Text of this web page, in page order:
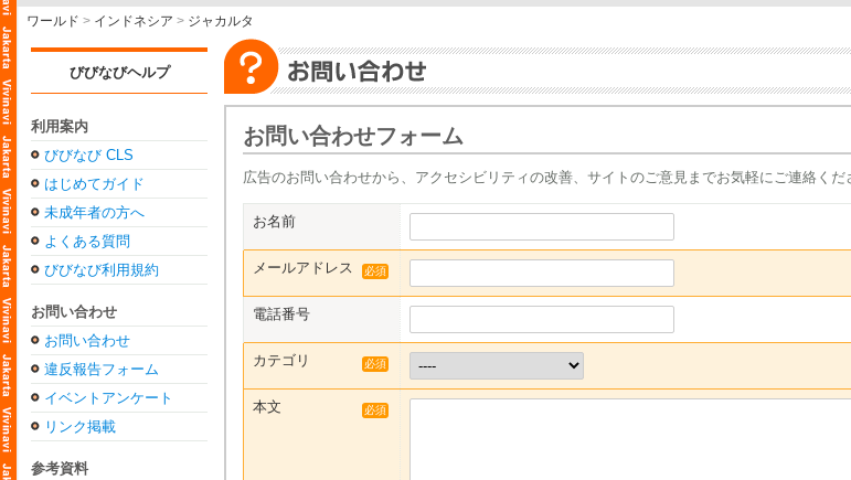
ワールド > インドネシア > ジャカルタ
びびなびヘルプ
利用案内
びびなび CLS
はじめてガイド
未成年者の方へ
よくある質問
びびなび利用規約
お問い合わせ
お問い合わせ
違反報告フォーム
イベントアンケート
リンク掲載
参考資料
お問い合わせフォーム
広告のお問い合わせから、アクセシビリティの改善、サイトのご意見までお気軽にご連絡くだ
お名前
メールアドレス 必須
電話番号
カテゴリ 必須
本文 必須